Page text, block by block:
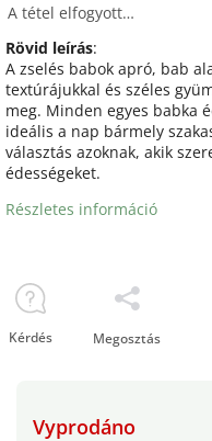
Vyprodáno
A tétel elfogyott…
Rövid leírás:
A zselés babok apró, bab
textúrájukkal és széles
meg. Minden egyes babka
ideális a nap bármely
választás azoknak, akik
édességeket.
Részletes információ
Kérdés Megosztás